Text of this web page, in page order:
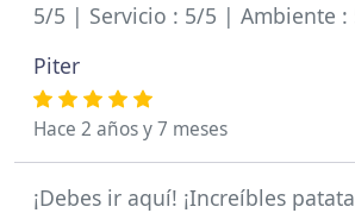
5/5 | Servicio : 5/5 | Ambiente :
Piter
Hace 2 años y 7 meses
¡Debes ir aquí! ¡Increíbles